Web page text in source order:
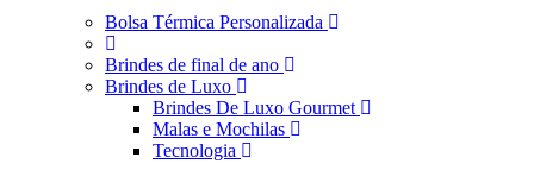
Bolsa Térmica Personalizada
Brindes de final de ano
Brindes de Luxo
Brindes De Luxo Gourmet
Malas e Mochilas
Tecnologia